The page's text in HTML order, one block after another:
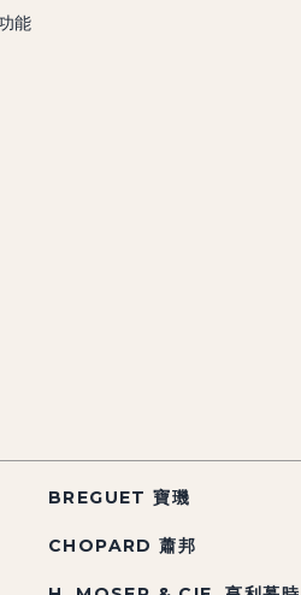
能
BREGUET 寶璣
CHOPARD 蕭邦